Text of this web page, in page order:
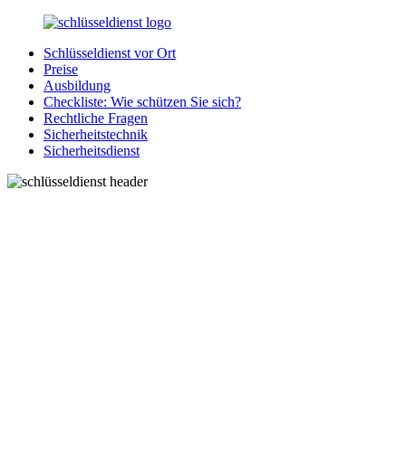
Zurück
Inhalt
SchluesseldienstDirekt.de
Ihre
Notlage
wird
gelöst!
Schlüsseldienst vor Ort
Preise
Ausbildung
Checkliste: Wie schützen Sie sich?
Rechtliche Fragen
Sicherheitstechnik
Sicherheitsdienst